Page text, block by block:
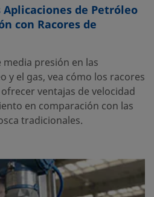
de Petróleo
con Racores de
media presión en las
y el gas, vea cómo los racores
ventajas de velocidad
en comparación con las
tradicionales.